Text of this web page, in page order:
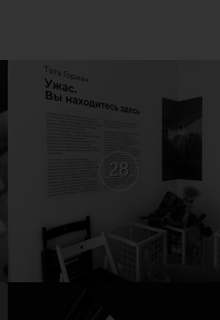
28